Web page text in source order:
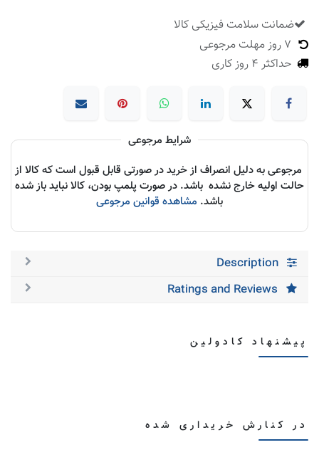
ضمانت سلامت فیزیکی کالا
حداکثر 4 روز کاری
شرایط مرجوعی
مرجوعی به دلیل انصراف از خرید در صورتی قابل قبول است که کالا از
حالت اولیه خارج نشده باشد. در صورت پلمپ بودن، کالا نباید باز شده
باشد. مشاهده قوانین مرجوعی
Description
Ratings and Reviews
پیشنهاد کادولین
در کنارش خریداری شده